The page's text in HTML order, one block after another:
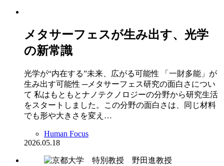
メタサーフェスが生み出す、光学
の新常識
光学が“内在する”未来、広がる可能性 「一財多能」が
生み出す可能性 ─メタサーフェス研究の面白さについ
て 私はもともとナノテクノロジーの分野から研究生活
をスタートしました。この分野の面白さは、同じ材料
でも形や大きさを変え…
Human Focus
2026.05.18